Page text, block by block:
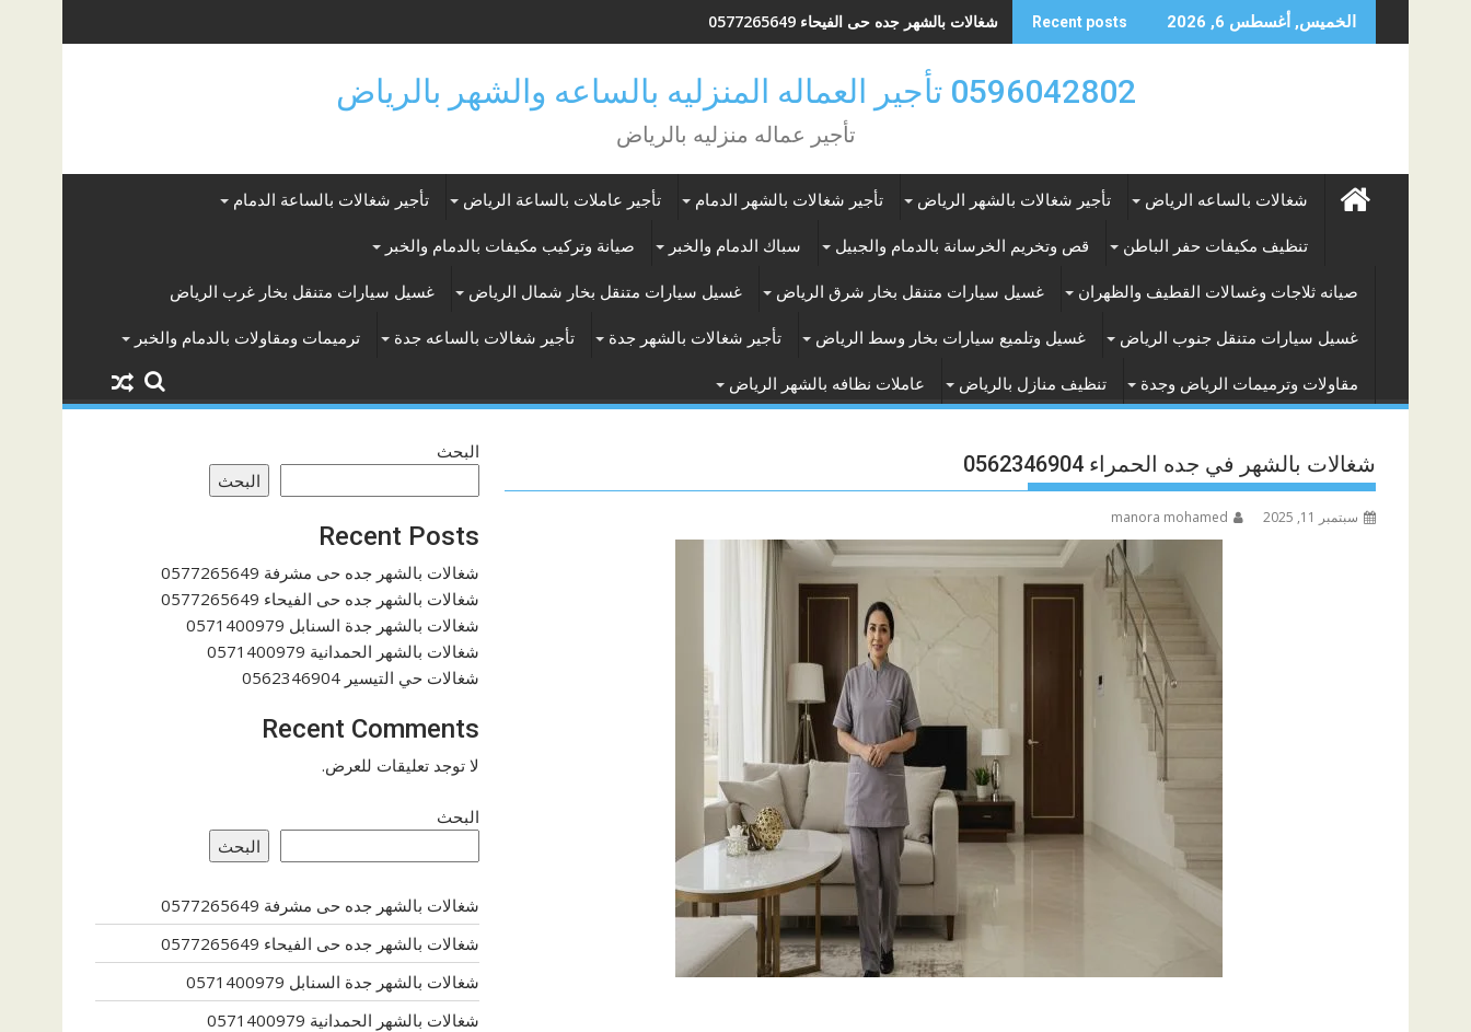
to
الخميس, أغسطس 6, 2026 Recent posts شغالات بالشهر جده حى الفيحاء 0577265649
0596042802 تأجير العماله المنزليه بالساعه والشهر بالرياض
تأجير عماله منزليه بالرياض
شغالات بالساعه الرياض تأجير شغالات بالشهر الرياض تأجير شغالات بالشهر الدمام تأجير عاملات بالساعة الرياض تأجير شغالات بالساعة الدمام
تنظيف مكيفات حفر الباطن قص وتخريم الخرسانة بالدمام والجبيل سباك الدمام والخبر صيانة وتركيب مكيفات بالدمام والخبر
صيانه ثلاجات وغسالات القطيف والظهران غسيل سيارات متنقل بخار شرق الرياض غسيل سيارات متنقل بخار شمال الرياض غسيل سيارات متنقل بخار غرب الرياض
غسيل سيارات متنقل جنوب الرياض غسيل وتلميع سيارات بخار وسط الرياض تأجير شغالات بالشهر جدة تأجير شغالات بالساعه جدة ترميمات ومقاولات بالدمام والخبر
مقاولات وترميمات الرياض وجدة تنظيف منازل بالرياض عاملات نظافه بالشهر الرياض
شغالات بالشهر في جده الحمراء 0562346904
سبتمبر 11, 2025 manora mohamed
البحث
البحث
Recent Posts
شغالات بالشهر جده حى مشرفة 0577265649
شغالات بالشهر جده حى الفيحاء 0577265649
شغالات بالشهر جدة السنابل 0571400979
شغالات بالشهر الحمدانية 0571400979
شغالات حي التيسير 0562346904
Recent Comments
لا توجد تعليقات للعرض.
البحث
البحث
شغالات بالشهر جده حى مشرفة 0577265649
شغالات بالشهر جده حى الفيحاء 0577265649
شغالات بالشهر جدة السنابل 0571400979
شغالات بالشهر الحمدانية 0571400979